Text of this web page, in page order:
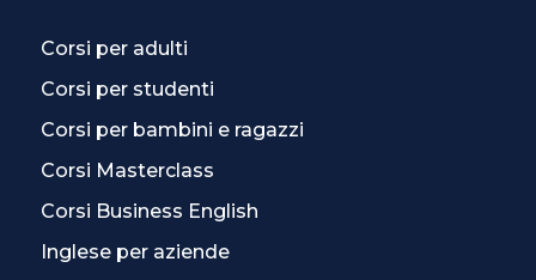
Corsi per adulti
Corsi per studenti
Corsi per bambini e ragazzi
Corsi Masterclass
Corsi Business English
Inglese per aziende